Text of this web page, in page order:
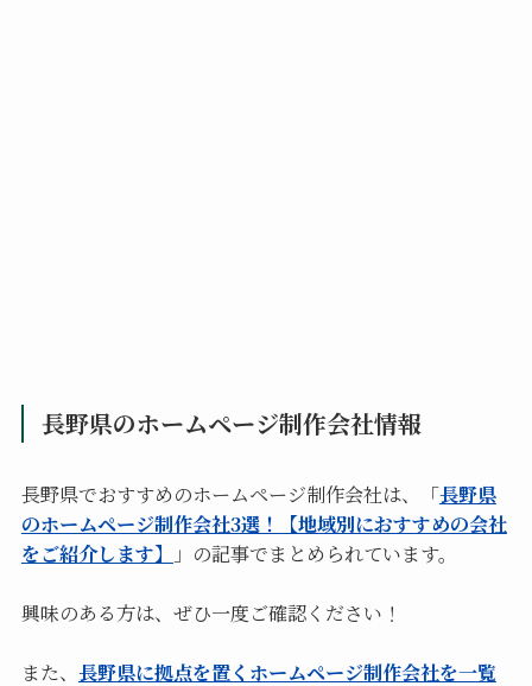
長野県のホームページ制作会社情報
長野県でおすすめのホームページ制作会社は、「長野県
のホームページ制作会社3選！【地域別におすすめの会社
をご紹介します】
」の記事でまとめられています。
興味のある方は、ぜひ一度ご確認ください！
また、 長野県に拠点を置くホームページ制作会社を一覧